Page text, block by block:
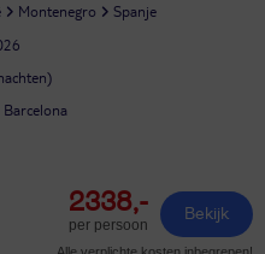
Montenegro Spanje
2338,-
per persoon
Bekijk